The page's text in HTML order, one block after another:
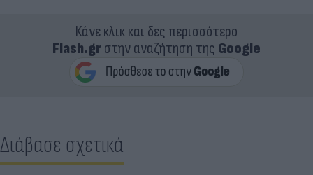
Κάνε κλικ και δες περισσότερο
Flash.grστην αναζήτηση της Google
Διάβασε σχετικά